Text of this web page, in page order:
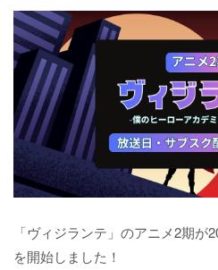
「ヴィジランテ」のアニメ2期が
を開始しました！